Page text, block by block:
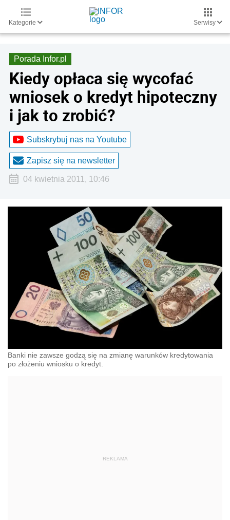
Kategorie Serwisy
Porada Infor.pl
Kiedy opłaca się wycofać
wniosek o kredyt hipoteczny
i jak to zrobić?
Subskrybuj nas na Youtube
Zapisz się na newsletter
04 kwietnia 2011, 10:46
Banki nie zawsze godzą się na zmianę warunków kredytowania
po złożeniu wniosku o kredyt.